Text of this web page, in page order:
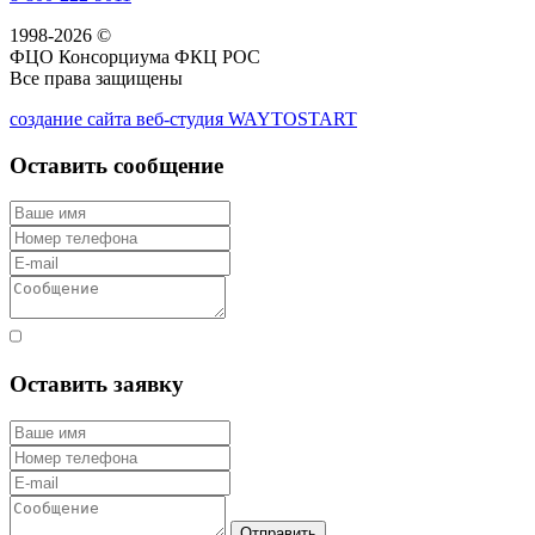
1998-2026 ©
ФЦО Консорциума ФКЦ РОС
Все права защищены
создание сайта веб-студия WAYTOSTART
Оставить сообщение
Оставить заявку